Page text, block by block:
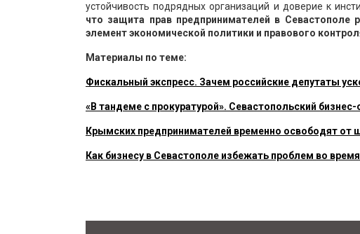
устойчивость подрядных организаций и доверие к
что защита прав предпринимателей в Севастополе
элемент экономической политики и правового
Материалы по теме:
Фискальный экспресс. Зачем российские депутаты
«В тандеме с прокуратурой». Севастопольский
Крымских предпринимателей временно освободят от
Как бизнесу в Севастополе избежать проблем во